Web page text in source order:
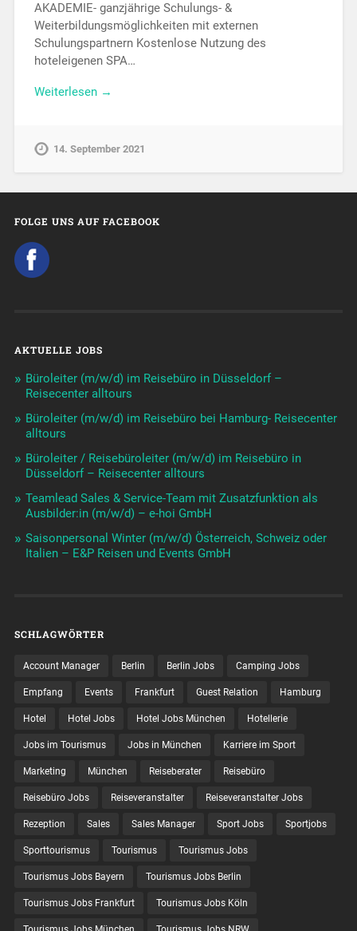
AKADEMIE- ganzjährige Schulungs- &
Weiterbildungsmöglichkeiten mit externen
Schulungspartnern Kostenlose Nutzung des
hoteleigenen SPA…
Weiterlesen →
14. September 2021
FOLGE UNS AUF FACEBOOK
AKTUELLE JOBS
Büroleiter (m/w/d) im Reisebüro in Düsseldorf –
Reisecenter alltours
Büroleiter (m/w/d) im Reisebüro bei Hamburg- Reisecenter
alltours
Büroleiter / Reisebüroleiter (m/w/d) im Reisebüro in
Düsseldorf – Reisecenter alltours
Teamlead Sales & Service-Team mit Zusatzfunktion als
Ausbilder:in (m/w/d) – e-hoi GmbH
Saisonpersonal Winter (m/w/d) Österreich, Schweiz oder
Italien – E&P Reisen und Events GmbH
SCHLAGWÖRTER
Account Manager Berlin Berlin Jobs Camping Jobs
Empfang Events Frankfurt Guest Relation Hamburg
Hotel Hotel Jobs Hotel Jobs München Hotellerie
Jobs im Tourismus Jobs in München Karriere im Sport
Marketing München Reiseberater Reisebüro
Reisebüro Jobs Reiseveranstalter Reiseveranstalter Jobs
Rezeption Sales Sales Manager Sport Jobs Sportjobs
Sporttourismus Tourismus Tourismus Jobs
Tourismus Jobs Bayern Tourismus Jobs Berlin
Tourismus Jobs Frankfurt Tourismus Jobs Köln